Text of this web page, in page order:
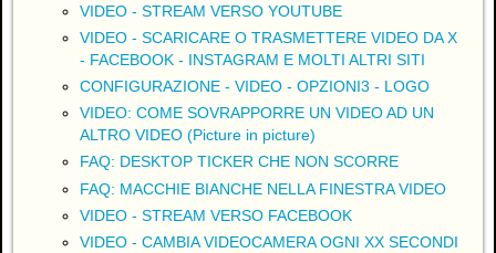
VIDEO - STREAM VERSO YOUTUBE
VIDEO - SCARICARE O TRASMETTERE VIDEO DA X
- FACEBOOK - INSTAGRAM E MOLTI ALTRI SITI
CONFIGURAZIONE - VIDEO - OPZIONI3 - LOGO
VIDEO: COME SOVRAPPORRE UN VIDEO AD UN
ALTRO VIDEO (Picture in picture)
FAQ: DESKTOP TICKER CHE NON SCORRE
FAQ: MACCHIE BIANCHE NELLA FINESTRA VIDEO
VIDEO - STREAM VERSO FACEBOOK
VIDEO - CAMBIA VIDEOCAMERA OGNI XX SECONDI